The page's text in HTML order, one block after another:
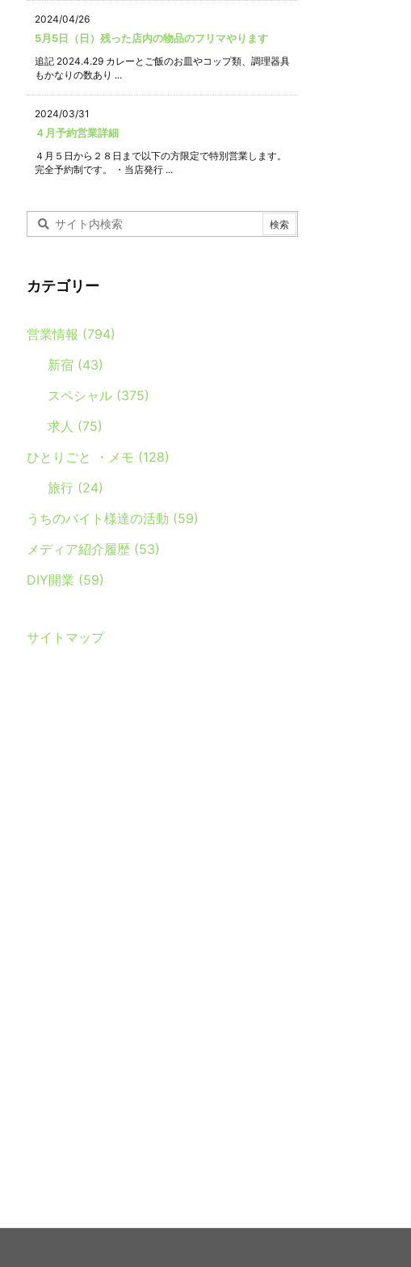
2024/04/26
5月5日（日）残った店内の物品のフリマやります
追記 2024.4.29 カレーとご飯のお皿やコップ類、調理器具
もかなりの数あり ...
2024/03/31
４月予約営業詳細
４月５日から２８日まで以下の方限定で特別営業します。
完全予約制です。 ・当店発行 ...
カテゴリー
営業情報 (794)
新宿 (43)
スペシャル (375)
求人 (75)
ひとりごと ・メモ (128)
旅行 (24)
うちのバイト様達の活動 (59)
メディア紹介履歴 (53)
DIY開業 (59)
サイトマップ